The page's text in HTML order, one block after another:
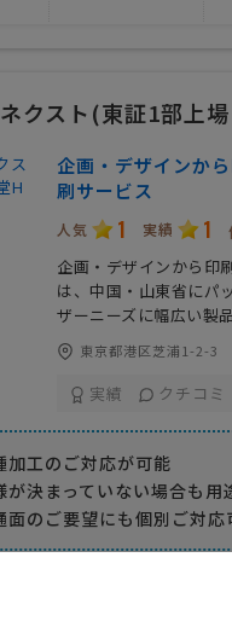
クスト(東証1部上
企画・デザインか
刷サービス
人気 1 実績 1
企画・デザインから印
は、中国・山東省にパ
ザーニーズに幅広い製
東京都港区芝浦1-2-3
実績 クチコミ
加工のご対応が可能
が決まっていない場合も
面のご要望にも個別ご対応